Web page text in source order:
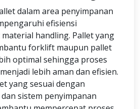
dalam area penyimpanan
efisiensi
handling. Pallet yang
forklift maupun pallet
optimal sehingga proses
lebih aman dan efisien.
yang sesuai dengan
sistem penyimpanan